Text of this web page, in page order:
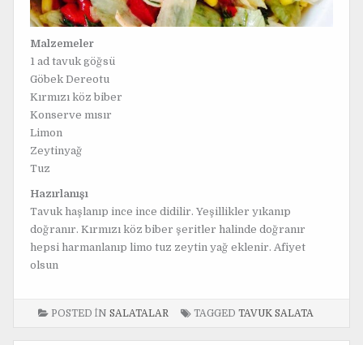
Malzemeler
1 ad tavuk göğsü
Göbek Dereotu
Kırmızı köz biber
Konserve mısır
Limon
Zeytinyağ
Tuz
Hazırlanışı
Tavuk haşlanıp ince ince didilir. Yeşillikler yıkanıp
doğranır. Kırmızı köz biber şeritler halinde doğranır
hepsi harmanlanıp limo tuz zeytin yağ eklenir. Afiyet
olsun
POSTED IN SALATALAR TAGGED TAVUK SALATA